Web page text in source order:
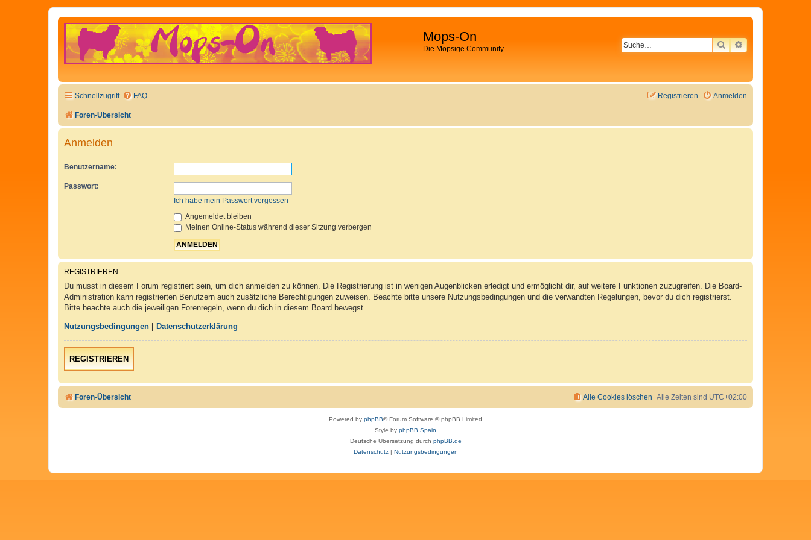
Mops-On
Die Mopsige Community SUCHEERWEITERTE
Schnellzugriff FAQ Anmelden
Registrieren
Foren-Übersicht
Anmelden
Benutzername:
Passwort:
Ich habe mein Passwort vergessen
Angemeldet bleiben
Meinen Online-Status während dieser Sitzung verbergen
REGISTRIEREN
Du musst in diesem Forum registriert sein, um dich anmelden zu können. Die Registrierung ist in wenigen Augenblicken erledigt und ermöglicht dir, auf weitere Funktionen zuzugreifen. Die Board-
Administration kann registrierten Benutzern auch zusätzliche Berechtigungen zuweisen. Beachte bitte unsere Nutzungsbedingungen und die verwandten Regelungen, bevor du dich registrierst.
Bitte beachte auch die jeweiligen Forenregeln, wenn du dich in diesem Board bewegst.
Nutzungsbedingungen Datenschutzerklärung
REGISTRIEREN
Foren-Übersicht Alle Zeiten sind UTC+02:00
Alle Cookies löschen
Powered by phpBB® Forum Software © phpBB Limited
Style by phpBB Spain
Deutsche Übersetzung durch phpBB.de
Datenschutz| Nutzungsbedingungen